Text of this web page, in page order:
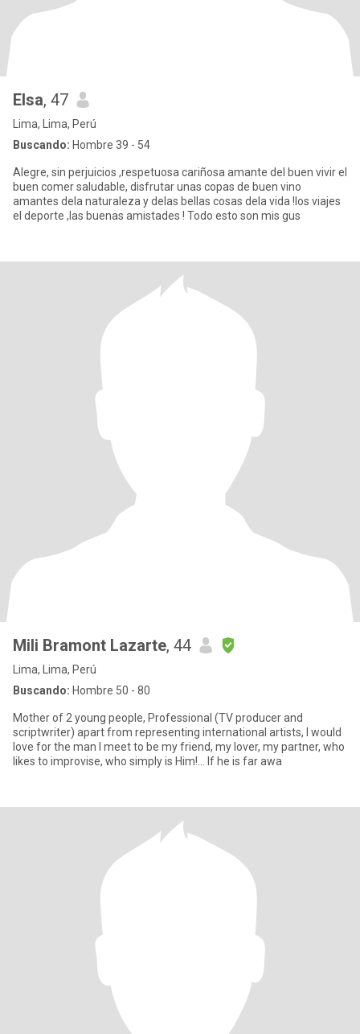
Elsa, 47
Lima, Lima, Perú
Buscando: Hombre 39 - 54
Alegre, sin perjuicios ,respetuosa cariñosa amante del buen vivir el
buen comer saludable, disfrutar unas copas de buen vino
amantes dela naturaleza y delas bellas cosas dela vida !los viajes
el deporte ,las buenas amistades ! Todo esto son mis gus
Mili Bramont Lazarte, 44
Lima, Lima, Perú
Buscando: Hombre 50 - 80
Mother of 2 young people, Professional (TV producer and
scriptwriter) apart from representing international artists, I would
love for the man I meet to be my friend, my lover, my partner, who
likes to improvise, who simply is Him!... If he is far awa